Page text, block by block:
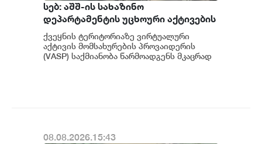
სებ: აშშ-ის სახაზინო
დეპარტამენტის უცხოური აქტივების
კონტროლის ოფისის (OFAC) მიერ
სანქცირებული პირი არ
წარმოადგენს საქართველოს
ქვეყნის ტერიტორიაზე ვირტუალური
აქტივის მომსახურების პროვაიდერის
(VASP) საქმიანობა წარმოადგენს მკაცრად
08.08.2026.15:43